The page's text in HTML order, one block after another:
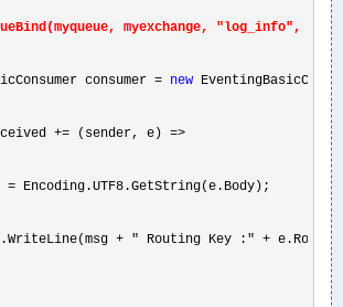
myexchange, "log_info", null
consumer
= new
+= (sender, e) =>
= Encoding.UTF8.GetString(e.Body);
+ " Routing Key :" +